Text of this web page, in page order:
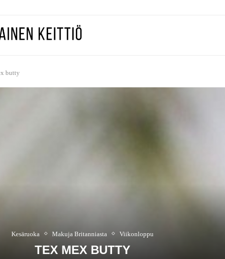
butty
Kesäruoka Makuja Britanniasta Viikonloppu
TEX MEX BUTTY